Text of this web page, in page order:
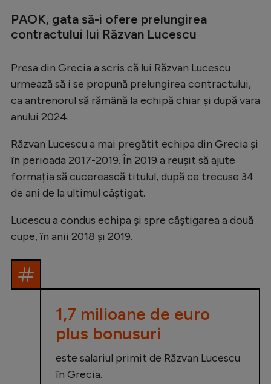
Ligue 1
EURO 2024
Clasamente
Handbal
Auto
Rugby
Ciclism
PAOK, gata să-i ofere prelungirea
contractului lui Răzvan Lucescu
Presa din Grecia a scris că lui Răzvan Lucescu
urmează să i se propună prelungirea contractului,
ca antrenorul să rămână la echipă chiar și după vara
anului 2024.
Răzvan Lucescu a mai pregătit echipa din Grecia și
în perioada 2017-2019. În 2019 a reușit să ajute
formația să cucerească titulul, după ce trecuse 34
de ani de la ultimul câștigat.
Lucescu a condus echipa și spre câștigarea a două
cupe, în anii 2018 și 2019.
1,7 milioane de euro
plus bonusuri
este salariul primit de Răzvan Lucescu
în Grecia.